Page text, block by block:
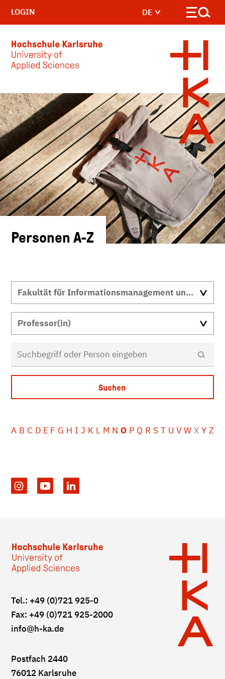
Skip to main content
DE
LOGIN
Personen A-Z
A B C D E F G H I J K L M N O P Q R S T U V W X Y Z
Tel.: +49 (0)721 925-0
Fax: +49 (0)721 925-2000
info@h-ka.de
Postfach 2440
76012 Karlsruhe